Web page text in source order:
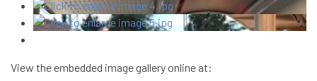
View the embedded image gallery online at: